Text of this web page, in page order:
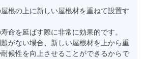
根の上に新しい屋根材を重ねて設置す
命を延ばす際に非常に効果的です。
がない場合、新しい屋根材を上から重
候性を向上させることができるからで